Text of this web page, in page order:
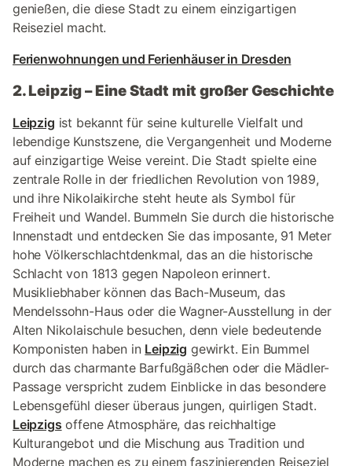
genießen, die diese Stadt zu einem einzigartigen
Reiseziel macht.
Ferienwohnungen und Ferienhäuser in Dresden
2. Leipzig – Eine Stadt mit großer Geschichte
Leipzig ist bekannt für seine kulturelle Vielfalt und
lebendige Kunstszene, die Vergangenheit und Moderne
auf einzigartige Weise vereint. Die Stadt spielte eine
zentrale Rolle in der friedlichen Revolution von 1989,
und ihre Nikolaikirche steht heute als Symbol für
Freiheit und Wandel. Bummeln Sie durch die historische
Innenstadt und entdecken Sie das imposante, 91 Meter
hohe Völkerschlachtdenkmal, das an die historische
Schlacht von 1813 gegen Napoleon erinnert.
Musikliebhaber können das Bach-Museum, das
Mendelssohn-Haus oder die Wagner-Ausstellung in der
Alten Nikolaischule besuchen, denn viele bedeutende
Komponisten haben in Leipzig gewirkt. Ein Bummel
durch das charmante Barfußgäßchen oder die Mädler-
Passage verspricht zudem Einblicke in das besondere
Lebensgefühl dieser überaus jungen, quirligen Stadt.
Leipzigs offene Atmosphäre, das reichhaltige
Kulturangebot und die Mischung aus Tradition und
Moderne machen es zu einem faszinierenden Reiseziel